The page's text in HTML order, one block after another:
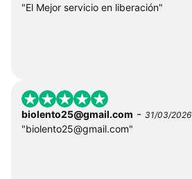
"El Mejor servicio en liberación"
biolento25@gmail.com - 31/03/2026
"biolento25@gmail.com"